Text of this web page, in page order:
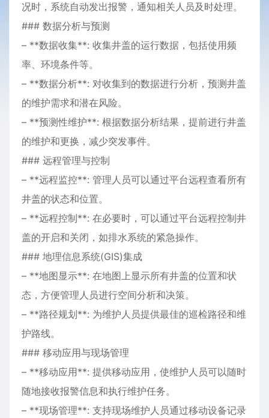
况时，系统自动发出报警，通知相关人员及时处理。
### 数据分析与预测
– **数据收集**: 收集井盖的运行数据，包括使用频
率、环境条件等。
– **数据分析**: 对收集到的数据进行分析，预测井盖
的维护需求和潜在风险。
– **预测性维护**: 根据数据分析结果，提前进行井盖
的维护和更换，减少突发事件。
### 远程管理与控制
– **远程监控**: 管理人员可以通过平台远程查看所有
井盖的状态和位置。
– **远程控制**: 在必要时，可以通过平台远程控制井
盖的开启和关闭，如排水系统的紧急操作。
### 地理信息系统(GIS)集成
– **地图显示**: 在地图上显示所有井盖的位置和状
态，方便管理人员进行空间分析和决策。
– **路径规划**: 为维护人员提供最佳的巡检路径和维
护路线。
### 移动应用与现场管理
– **移动应用**: 提供移动应用，使维护人员可以随时
随地接收报警信息和执行维护任务。
– **现场管理**: 支持现场维护人员通过移动设备记录